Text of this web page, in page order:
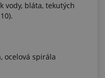
vody, bláta, tekutých
ocelová spirála